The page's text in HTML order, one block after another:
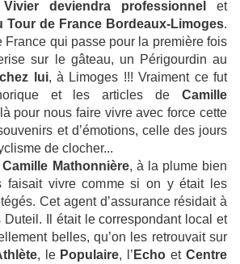
Vivier deviendra professionnel
et
Tour de France Bordeaux-Limoges.
France qui passe pour la première fois
sur le gâteau, un Périgourdin au
lui, à Limoges !!! Vraiment ce fut
et les articles de Camille
pour nous faire vivre avec force cette
et d’émotions, celle des jours
de clocher...
Camille Mathonnière, à la plume bien
faisait vivre comme si on y était les
Cet agent d’assurance résidait à
Duteil. Il était le correspondant local et
belles, qu’on les retrouvait sur
, le Populaire, l’ Echo etCentre